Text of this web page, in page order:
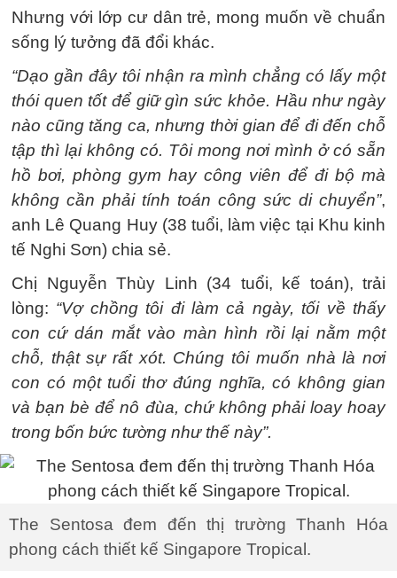
Nhưng với lớp cư dân trẻ, mong muốn về chuẩn
sống lý tưởng đã đổi khác.
“Dạo gần đây tôi nhận ra mình chẳng có lấy một
thói quen tốt để giữ gìn sức khỏe. Hầu như ngày
nào cũng tăng ca, nhưng thời gian để đi đến chỗ
tập thì lại không có. Tôi mong nơi mình ở có sẵn
hồ bơi, phòng gym hay công viên để đi bộ mà
không cần phải tính toán công sức di chuyển”,
anh Lê Quang Huy (38 tuổi, làm việc tại Khu kinh
tế Nghi Sơn) chia sẻ.
Chị Nguyễn Thùy Linh (34 tuổi, kế toán), trải
lòng: “Vợ chồng tôi đi làm cả ngày, tối về thấy
con cứ dán mắt vào màn hình rồi lại nằm một
chỗ, thật sự rất xót. Chúng tôi muốn nhà là nơi
con có một tuổi thơ đúng nghĩa, có không gian
và bạn bè để nô đùa, chứ không phải loay hoay
trong bốn bức tường như thế này”.
The Sentosa đem đến thị trường Thanh Hóa
phong cách thiết kế Singapore Tropical.